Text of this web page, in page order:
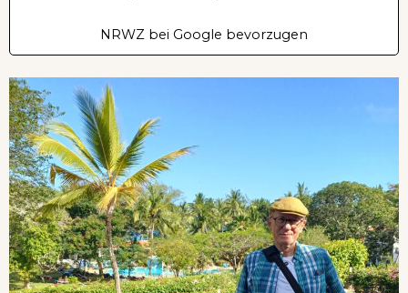
NRWZ bei Google bevorzugen